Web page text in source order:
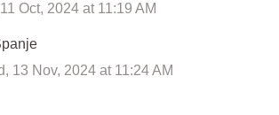
Oct, 2024 at 11:19 AM
13 Nov, 2024 at 11:24 AM